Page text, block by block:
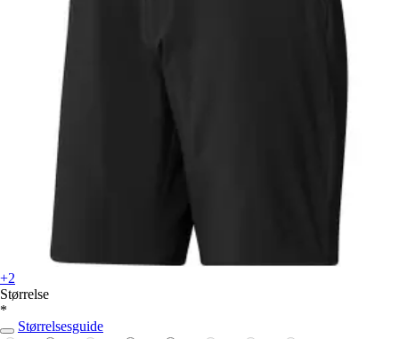
+2
Størrelse
*
Størrelsesguide